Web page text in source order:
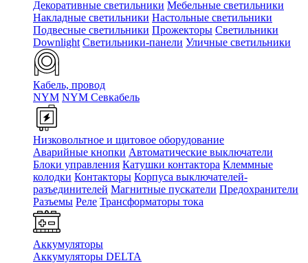
Декоративные светильники Мебельные светильники
Накладные светильники Настольные светильники
Подвесные светильники Прожекторы Светильники
Downlight Светильники-панели Уличные светильники
Кабель, провод
NYM NYM Севкабель
Низковольтное и щитовое оборудование
Аварийные кнопки Автоматические выключатели
Блоки управления Катушки контактора Клеммные
колодки Контакторы Корпуса выключателей-
разъединителей Магнитные пускатели Предохранители
Разъемы Реле Трансформаторы тока
Аккумуляторы
Аккумуляторы DELTA